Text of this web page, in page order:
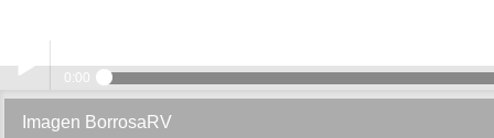
Play /
0:00
Imagen BorrosaRV